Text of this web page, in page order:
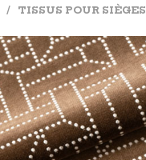
TISSUS POUR SIÈGES